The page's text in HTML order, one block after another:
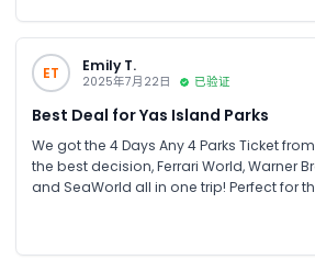
ET Emily T.
2025年7月22日 已验证
Best Deal for Yas Island Parks
We got the 4 Days Any 4 Parks Ticket
the best decision, Ferrari World, Warner
and SeaWorld all in one trip! Perfect for